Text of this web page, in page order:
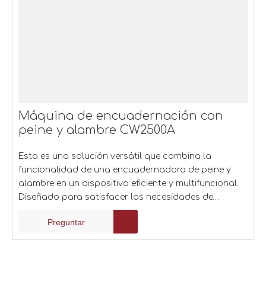
Máquina de encuadernación con
peine y alambre CW2500A
Esta es una solución versátil que combina la
funcionalidad de una encuadernadora de peine y
alambre en un dispositivo eficiente y multifuncional.
Diseñado para satisfacer las necesidades de
empresas, oficinas y personas que requieren
resultados de encuadernación de alta calidad.
Preguntar